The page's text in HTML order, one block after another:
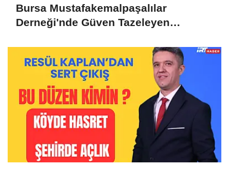
Bursa Mustafakemalpaşalılar
Derneği'nde Güven Tazeleyen